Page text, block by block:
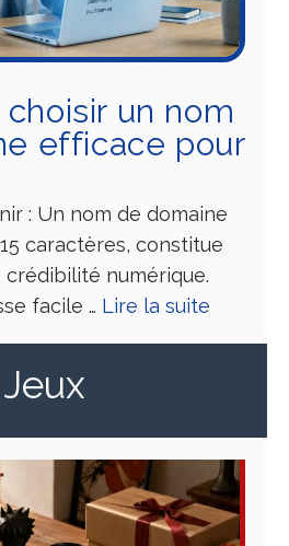
un nom
efficace pour
: Un nom de domaine
caractères, constitue
numérique.
facile … Lire la suite
Jeux